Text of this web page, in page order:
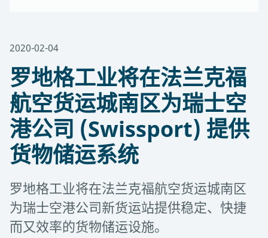
2020-02-04
罗地格工业将在法兰克福
航空货运城南区为瑞士空
港公司 (Swissport) 提供
货物储运系统
罗地格工业将在法兰克福航空货运城南区
为瑞士空港公司新货运站提供稳定、快捷
而又效率的货物储运设施。